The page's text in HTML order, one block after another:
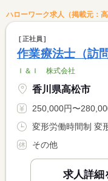
ハローワーク求人（掲載元：
正社員
作業療法士（訪
Ｉ＆Ｉ 株式会社
香川県高松市
250,000円〜280,000円 ※フルタイム求人
その他
求人詳細